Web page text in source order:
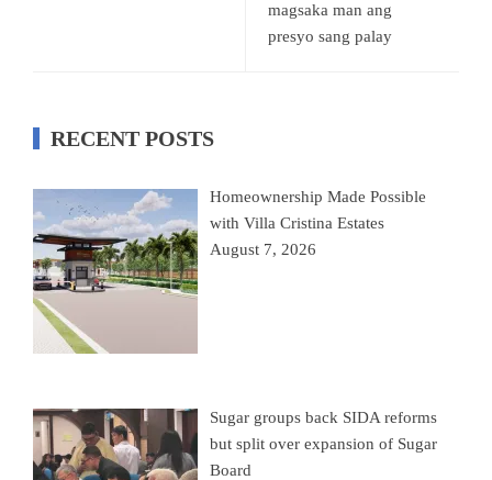
magsaka man ang
presyo sang palay
RECENT POSTS
Homeownership Made Possible
with Villa Cristina Estates
August 7, 2026
Sugar groups back SIDA reforms
but split over expansion of Sugar
Board